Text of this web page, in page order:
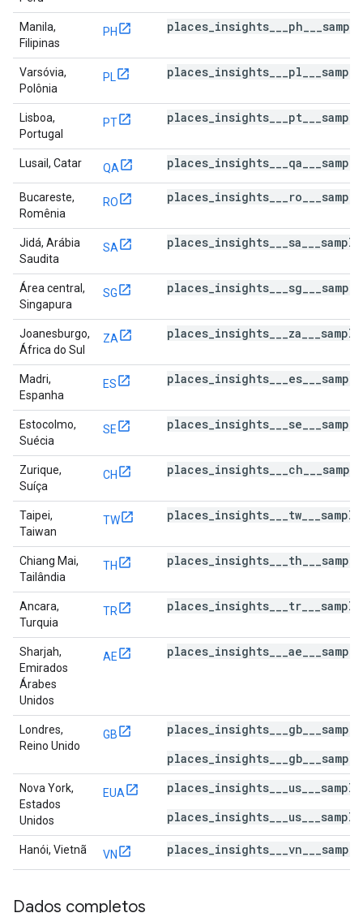
Manila,
Filipinas
PH
Varsóvia,
Polônia
PL
Lisboa,
Portugal
PT
Lusail, Catar QA
Bucareste,
Romênia
RO
Jidá, Arábia
Saudita
SA
Área central,
Singapura
SG
Joanesburgo,
África do Sul
ZA
Madri,
Espanha
ES
Estocolmo,
Suécia
SE
Zurique,
Suíça
CH
Taipei,
Taiwan
TW
Chiang Mai,
Tailândia
TH
Ancara,
Turquia
TR
Sharjah,
Emirados
Árabes
Unidos
AE
Londres,
Reino Unido
GB
Nova York,
Estados
Unidos
EUA
Hanói, Vietnã VN
Dados completos